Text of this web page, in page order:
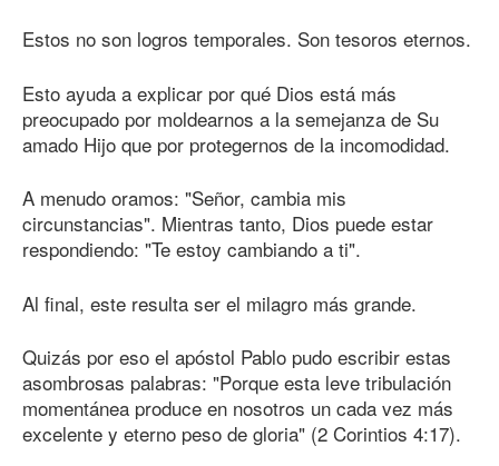
Estos no son logros temporales. Son tesoros eternos.
Esto ayuda a explicar por qué Dios está más
preocupado por moldearnos a la semejanza de Su
amado Hijo que por protegernos de la incomodidad.
A menudo oramos: "Señor, cambia mis
circunstancias". Mientras tanto, Dios puede estar
respondiendo: "Te estoy cambiando a ti".
Al final, este resulta ser el milagro más grande.
Quizás por eso el apóstol Pablo pudo escribir estas
asombrosas palabras: "Porque esta leve tribulación
momentánea produce en nosotros un cada vez más
excelente y eterno peso de gloria" (2 Corintios 4:17).